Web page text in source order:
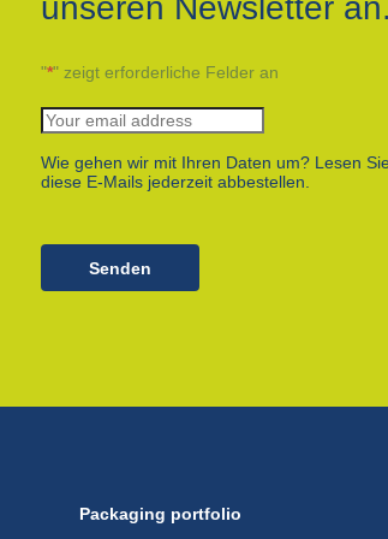
unseren Newsletter an.
"*" zeigt erforderliche Felder an
Wie gehen wir mit Ihren Daten um? Lesen
diese E-Mails jederzeit abbestellen.
Senden
Packaging portfolio